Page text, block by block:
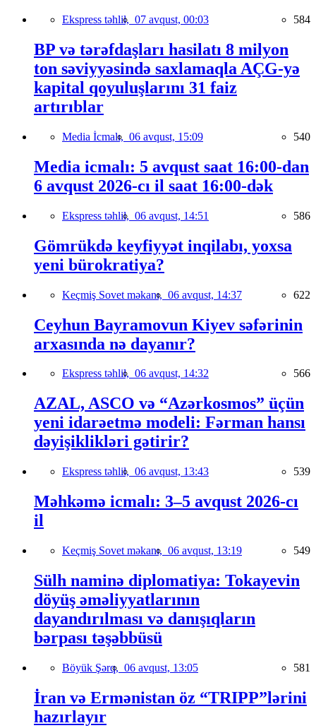
Ekspress təhlil, 07 avqust, 00:03 584
BP və tərəfdaşları hasilatı 8 milyon
ton səviyyəsində saxlamaqla AÇG-yə
kapital qoyuluşlarını 31 faiz
artırıblar
Media İcmalı, 06 avqust, 15:09 540
Media icmalı: 5 avqust saat 16:00-dan
6 avqust 2026-cı il saat 16:00-dək
Ekspress təhlil, 06 avqust, 14:51 586
Gömrükdə keyfiyyət inqilabı, yoxsa
yeni bürokratiya?
Keçmiş Sovet məkanı, 06 avqust, 14:37 622
Ceyhun Bayramovun Kiyev səfərinin
arxasında nə dayanır?
Ekspress təhlil, 06 avqust, 14:32 566
AZAL, ASCO və “Azərkosmos” üçün
yeni idarəetmə modeli: Fərman hansı
dəyişiklikləri gətirir?
Ekspress təhlil, 06 avqust, 13:43 539
Məhkəmə icmalı: 3–5 avqust 2026-cı
il
Keçmiş Sovet məkanı, 06 avqust, 13:19 549
Sülh naminə diplomatiya: Tokayevin
döyüş əməliyyatlarının
dayandırılması və danışıqların
bərpası təşəbbüsü
Böyük Şərq, 06 avqust, 13:05 581
İran və Ermənistan öz “TRIPP”lərini
hazırlayır